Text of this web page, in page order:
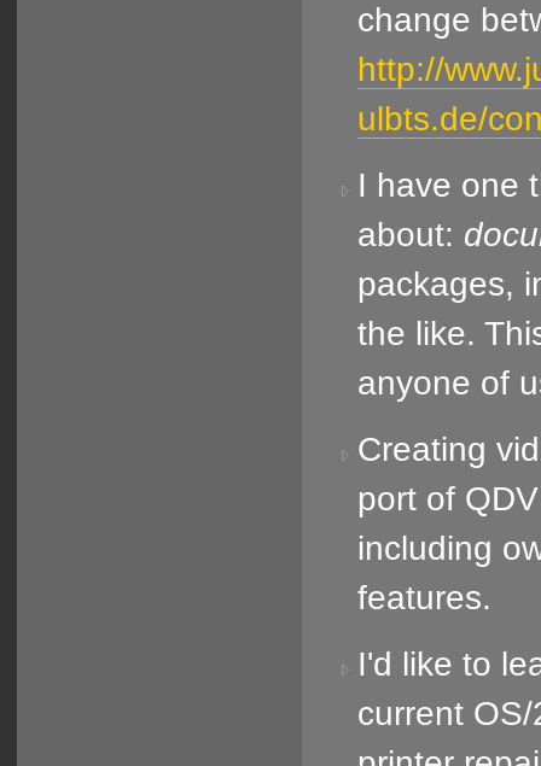
change
http://
ulbts.de/
I have one
about:
packages,
the like.
anyone of
Creating
port of
including
features.
I'd like to
current